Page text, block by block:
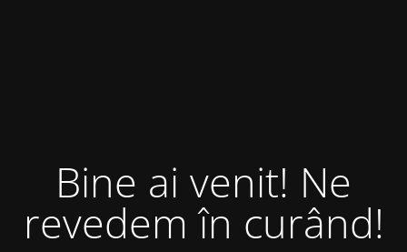
Bine ai venit! Ne
revedem în curând!